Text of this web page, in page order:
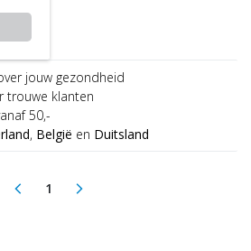
jouw gezondheid
trouwe klanten
50,-
, België en Duitsland
arrow_back_ios 1(current)
arrow_forward_ios